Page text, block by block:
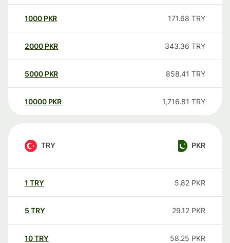
1000 PKR 171.68 TRY
2000 PKR 343.36 TRY
5000 PKR 858.41 TRY
10000 PKR 1,716.81 TRY
TRY PKR
1 TRY 5.82 PKR
5 TRY 29.12 PKR
10TRY 58.25 PKR